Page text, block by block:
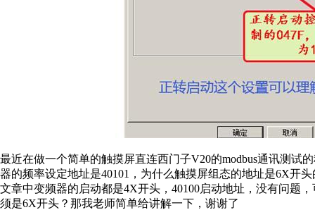
最近在做一个简单的触摸屏直连西门子V20的modbus通讯测试
器的频率设定地址是40101，为什么触摸屏组态的地址是6X开
文章中变频器的启动都是4X开头，40100启动地址，没有问题
须是6X开头？那我老师简单给讲解一下，谢谢了